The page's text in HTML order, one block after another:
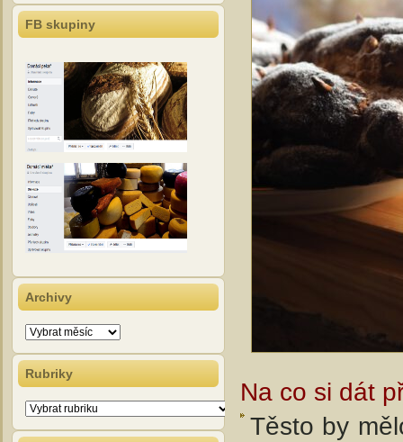
FB skupiny
Archivy
Archivy
Rubriky
Rubriky
Na co si dát
Těsto by